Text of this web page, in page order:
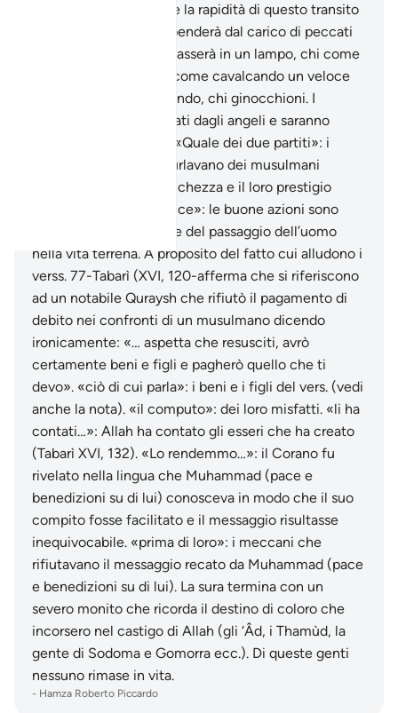
sull’Inferno. La facilità e la rapidità di questo transito
sull’abisso infernale dipenderà dal carico di peccati
di ognuno: ci sarà chi passerà in un lampo, chi come
un colpo di vento, chi come cavalcando un veloce
destriero, chi camminando, chi ginocchioni. I
peggiori saranno afferrati dagli angeli e saranno
precipitati negli Inferi. «Quale dei due partiti»: i
politeisti meccani si burlavano dei musulmani
sbandierando la loro ricchezza e il loro prestigio
sociale. «Le buone tracce»: le buone azioni sono
come tracce imperiture del passaggio dell’uomo
nella vita terrena. A proposito del fatto cui alludono i
verss. 77-Tabarì (XVI, 120-afferma che si riferiscono
ad un notabile Quraysh che rifiutò il pagamento di
debito nei confronti di un musulmano dicendo
ironicamente: «… aspetta che resusciti, avrò
certamente beni e figli e pagherò quello che ti
devo». «ciò di cui parla»: i beni e i figli del vers. (vedi
anche la nota). «il computo»: dei loro misfatti. «li ha
contati…»: Allah ha contato gli esseri che ha creato
(Tabarì XVI, 132). «Lo rendemmo…»: il Corano fu
rivelato nella lingua che Muhammad (pace e
benedizioni su di lui) conosceva in modo che il suo
compito fosse facilitato e il messaggio risultasse
inequivocabile. «prima di loro»: i meccani che
rifiutavano il messaggio recato da Muhammad (pace
e benedizioni su di lui). La sura termina con un
severo monito che ricorda il destino di coloro che
incorsero nel castigo di Allah (gli ‘Âd, i Thamùd, la
gente di Sodoma e Gomorra ecc.). Di queste genti
nessuno rimase in vita.
- Hamza Roberto Piccardo